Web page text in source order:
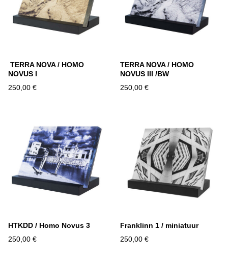
TERRA NOVA / HOMO
NOVUS I
250,00 €
TERRA NOVA / HOMO
NOVUS III /BW
250,00 €
HTKDD / Homo Novus 3
250,00 €
Franklinn 1 / miniatuur
250,00 €